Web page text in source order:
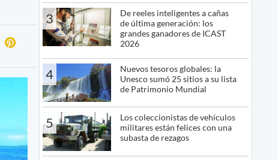
3
De reeles inteligentes a cañas
de última generación: los
grandes ganadores de ICAST
2026
4
Nuevos tesoros globales: la
Unesco sumó 25 sitios a su lista
de Patrimonio Mundial
5
Los coleccionistas de vehículos
militares están felices con una
subasta de rezagos